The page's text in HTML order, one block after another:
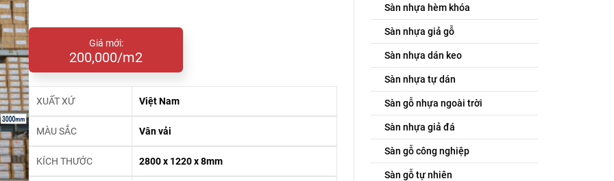
Giá mới:
200,000/m2
XUẤT XỨ Việt Nam
MÀU SẮC Vân vải
KÍCH THƯỚC 2800 x 1220 x 8mm
Sàn nhựa hèm khóa
Sàn nhựa giả gỗ
Sàn nhựa dán keo
Sàn nhựa tự dán
Sàn gỗ nhựa ngoài trời
Sàn nhựa giả đá
Sàn gỗ công nghiệp
Sàn gỗ tự nhiên